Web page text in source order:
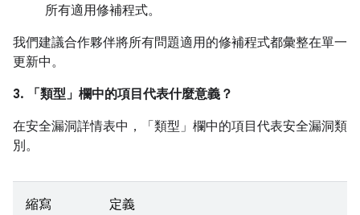
所有適用修補程式。
我們建議合作夥伴將所有問題適用的修補程式都彙整在單一
更新中。
3. 「類型」 欄中的項目代表什麼意義？
在安全漏洞詳情表中，「類型」 欄中的項目代表安全漏洞類
別。
縮寫 定義